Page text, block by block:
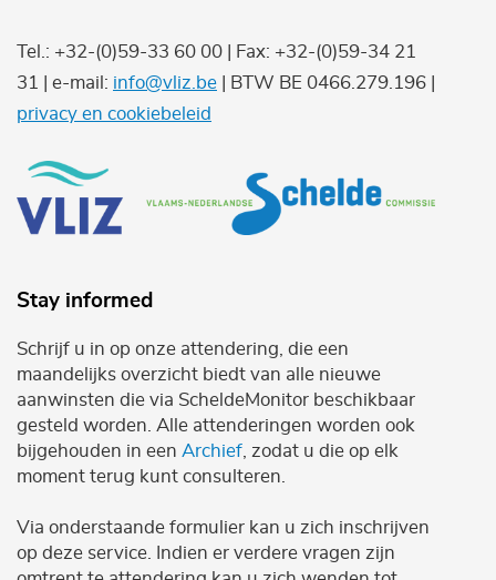
Tel.: +32-(0)59-33 60 00 | Fax: +32-(0)59-34 21
31 | e-mail: info@vliz.be | BTW BE 0466.279.196 |
privacy en cookiebeleid
Stay informed
Schrijf u in op onze attendering, die een
maandelijks overzicht biedt van alle nieuwe
aanwinsten die via ScheldeMonitor beschikbaar
gesteld worden. Alle attenderingen worden ook
bijgehouden in een Archief , zodat u die op elk
moment terug kunt consulteren.
Via onderstaande formulier kan u zich inschrijven
op deze service. Indien er verdere vragen zijn